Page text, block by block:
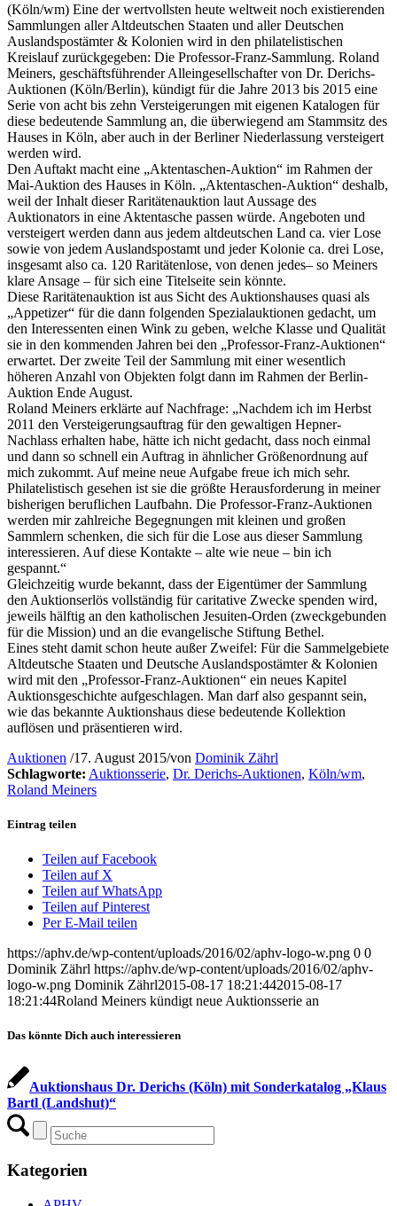
(Köln/wm) Eine der wertvollsten heute weltweit noch existierenden
Sammlungen aller Altdeutschen Staaten und aller Deutschen
Auslandspostämter & Kolonien wird in den philatelistischen
Kreislauf zurückgegeben: Die Professor-Franz-Sammlung. Roland
Meiners, geschäftsführender Alleingesellschafter von Dr. Derichs-
Auktionen (Köln/Berlin), kündigt für die Jahre 2013 bis 2015 eine
Serie von acht bis zehn Versteigerungen mit eigenen Katalogen für
diese bedeutende Sammlung an, die überwiegend am Stammsitz des
Hauses in Köln, aber auch in der Berliner Niederlassung versteigert
werden wird.
Den Auftakt macht eine „Aktentaschen-Auktion“ im Rahmen der
Mai-Auktion des Hauses in Köln. „Aktentaschen-Auktion“ deshalb,
weil der Inhalt dieser Raritätenauktion laut Aussage des
Auktionators in eine Aktentasche passen würde. Angeboten und
versteigert werden dann aus jedem altdeutschen Land ca. vier Lose
sowie von jedem Auslandspostamt und jeder Kolonie ca. drei Lose,
insgesamt also ca. 120 Raritätenlose, von denen jedes– so Meiners
klare Ansage – für sich eine Titelseite sein könnte.
Diese Raritätenauktion ist aus Sicht des Auktionshauses quasi als
„Appetizer“ für die dann folgenden Spezialauktionen gedacht, um
den Interessenten einen Wink zu geben, welche Klasse und Qualität
sie in den kommenden Jahren bei den „Professor-Franz-Auktionen“
erwartet. Der zweite Teil der Sammlung mit einer wesentlich
höheren Anzahl von Objekten folgt dann im Rahmen der Berlin-
Auktion Ende August.
Roland Meiners erklärte auf Nachfrage: „Nachdem ich im Herbst
2011 den Versteigerungsauftrag für den gewaltigen Hepner-
Nachlass erhalten habe, hätte ich nicht gedacht, dass noch einmal
und dann so schnell ein Auftrag in ähnlicher Größenordnung auf
mich zukommt. Auf meine neue Aufgabe freue ich mich sehr.
Philatelistisch gesehen ist sie die größte Herausforderung in meiner
bisherigen beruflichen Laufbahn. Die Professor-Franz-Auktionen
werden mir zahlreiche Begegnungen mit kleinen und großen
Sammlern schenken, die sich für die Lose aus dieser Sammlung
interessieren. Auf diese Kontakte – alte wie neue – bin ich
gespannt.“
Gleichzeitig wurde bekannt, dass der Eigentümer der Sammlung
den Auktionserlös vollständig für caritative Zwecke spenden wird,
jeweils hälftig an den katholischen Jesuiten-Orden (zweckgebunden
für die Mission) und an die evangelische Stiftung Bethel.
Eines steht damit schon heute außer Zweifel: Für die Sammelgebiete
Altdeutsche Staaten und Deutsche Auslandspostämter & Kolonien
wird mit den „Professor-Franz-Auktionen“ ein neues Kapitel
Auktionsgeschichte aufgeschlagen. Man darf also gespannt sein,
wie das bekannte Auktionshaus diese bedeutende Kollektion
auflösen und präsentieren wird.
Auktionen /17. August 2015/von Dominik Zährl
Schlagworte: Auktionsserie, Dr. Derichs-Auktionen, Köln/wm,
Roland Meiners
Eintrag teilen
Teilen auf Facebook
Teilen auf X
Teilen auf WhatsApp
Teilen auf Pinterest
Per E-Mail teilen
https://aphv.de/wp-content/uploads/2016/02/aphv-logo-w.png 0 0
Dominik Zährl https://aphv.de/wp-content/uploads/2016/02/aphv-
logo-w.png Dominik Zährl2015-08-17 18:21:442015-08-17
18:21:44Roland Meiners kündigt neue Auktionsserie an
Das könnte Dich auch interessieren
Auktionshaus Dr. Derichs (Köln) mit Sonderkatalog „Klaus
Bartl (Landshut)“
Kategorien